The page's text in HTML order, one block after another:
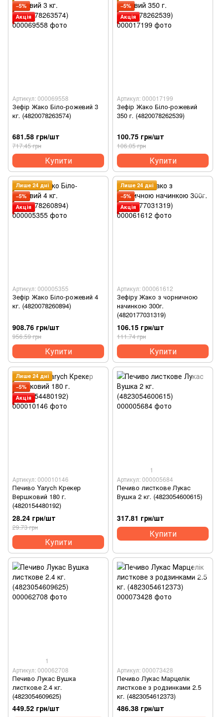
−5%
Акція
Артикул: 000069558
Зефір Жако Біло-рожевий 3
кг. (4820078263574)
681.58 грн/шт
717.45 грн
Купити
−5%
Акція
Артикул: 000017199
Зефір Жако Біло-рожевий
350 г. (4820078262539)
100.75 грн/шт
106.05 грн
Купити
Лише 24 дні
−5%
Акція
Артикул: 000005355
Зефір Жако Біло-рожевий 4
кг. (4820078260894)
908.76 грн/шт
956.59 грн
Купити
Лише 24 дні
−5%
Акція
Артикул: 000061612
Зефіру Жако з чорничною
начинкою 300г.
(4820177031319)
106.15 грн/шт
111.74 грн
Купити
Лише 24 дні
−5%
Акція
Артикул: 000010146
Печиво Yarych Крекер
Вершковий 180 г.
(4820154480192)
28.24 грн/шт
29.73 грн
Купити
1
Артикул: 000005684
Печиво листкове Лукас
Вушка 2 кг. (4823054600615)
317.81 грн/шт
Купити
1
Артикул: 000062708
Печиво Лукас Вушка
листкове 2.4 кг.
(4823054609625)
449.52 грн/шт
Артикул: 000073428
Печиво Лукас Марцелік
листкове з родзинками 2.5
кг. (4823054612373)
486.38 грн/шт